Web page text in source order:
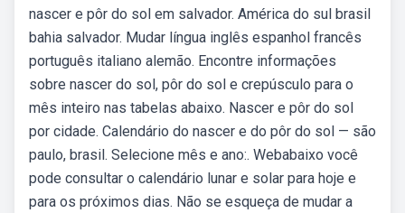
nascer e pôr do sol em salvador. América do sul brasil
bahia salvador. Mudar língua inglês espanhol francês
português italiano alemão. Encontre informações
sobre nascer do sol, pôr do sol e crepúsculo para o
mês inteiro nas tabelas abaixo. Nascer e pôr do sol
por cidade. Calendário do nascer e do pôr do sol — são
paulo, brasil. Selecione mês e ano:. Webabaixo você
pode consultar o calendário lunar e solar para hoje e
para os próximos dias. Não se esqueça de mudar a